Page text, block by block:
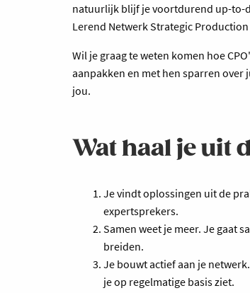
natuurlijk blijf je voortdurend up-to-
Lerend Netwerk Strategic
Wil je graag te weten komen hoe
aanpakken en met hen sparren over
jou.
Wat haal je uit
Je vindt oplossingen uit de
expertsprekers.
Samen weet je meer. Je gaat
breiden.
Je bouwt actief aan je
je op regelmatige basis ziet.